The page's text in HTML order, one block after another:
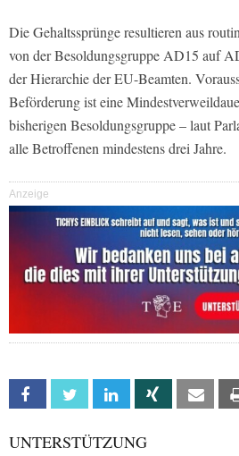
Die Gehaltssprünge resultieren aus
von der Besoldungsgruppe AD15 auf
der Hierarchie der EU-Beamten.
Beförderung ist eine
bisherigen Besoldungsgruppe – laut
alle Betroffenen mindestens drei Jahre.
Anzeige
Facebook Twitter Linkedin Xing Email
UNTERSTÜTZUNG